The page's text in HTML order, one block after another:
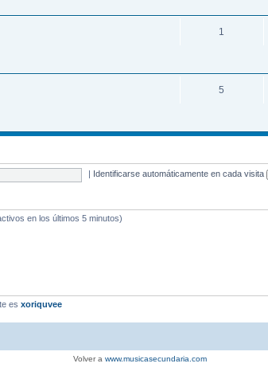
1
5
Identificarse automáticamente en cada visita
en los últimos 5 minutos)
es xoriquvee
Volver a www.musicasecundaria.com